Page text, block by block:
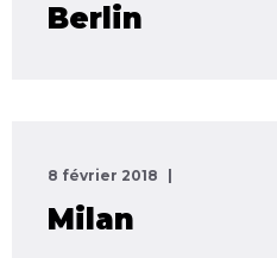
Berlin
8 février 2018
Milan